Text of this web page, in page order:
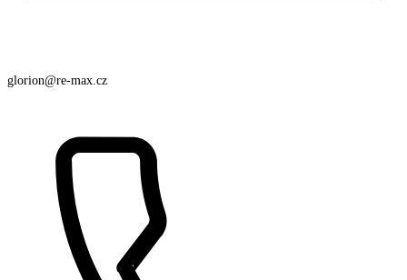
glorion@re-max.cz